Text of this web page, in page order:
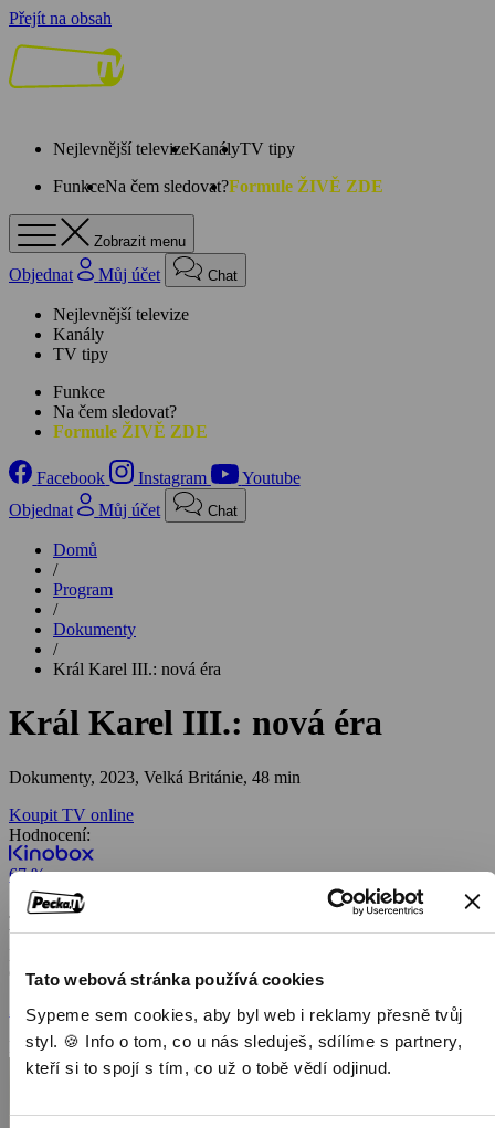
Tato webová stránka používá cookies
Sypeme sem cookies, aby byl web i reklamy přesně tvůj
styl. 🍪 Info o tom, co u nás sleduješ, sdílíme s partnery,
kteří si to spojí s tím, co už o tobě vědí odjinud.
Přejít na obsah
Nejlevnější televizeKanályTV tipy
FunkceNa čem sledovat?Formule ŽIVĚ ZDE
Zobrazit menu
Objednat Můj účet Chat
Nejlevnější televize
Kanály
TV tipy
Funkce
Na čem sledovat?
Formule ŽIVĚ ZDE
Facebook Instagram
Youtube
Objednat
Můj účet Chat
Domů
/
Program
/
Dokumenty
/
Král Karel III.: nová éra
Král Karel III.: nová éra
Dokumenty, 2023, Velká Británie, 48 min
Koupit TV online
Hodnocení:
67 %
Jaká byla cesta nově korunovaného krále na trůn a jakým bude
vládcem? Sedm desetiletí ho svět vnímal jako britského korunního
desetiletí na britském trůnu, se z prince z Walesu stal ze dne na den
král Karel III. Na svou roli se připravoval od útlého dětství a stejný
úděl čeká i jeho syna Williama, i když ten patrně nebude čekat tak
dlouho. O jeho minulosti, současnosti a budoucnosti pojednává
dnešní dokument, v němž má hlavní slovo králův bývalý osobní
komorník Grant Harrold.
Zobrazit více
Pořad aktuálně není v nabídce